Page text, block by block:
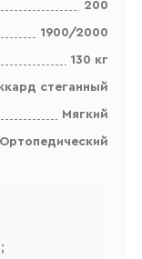
200
1900/2000
130 кг
стеганный
Мягкий
Ортопедический